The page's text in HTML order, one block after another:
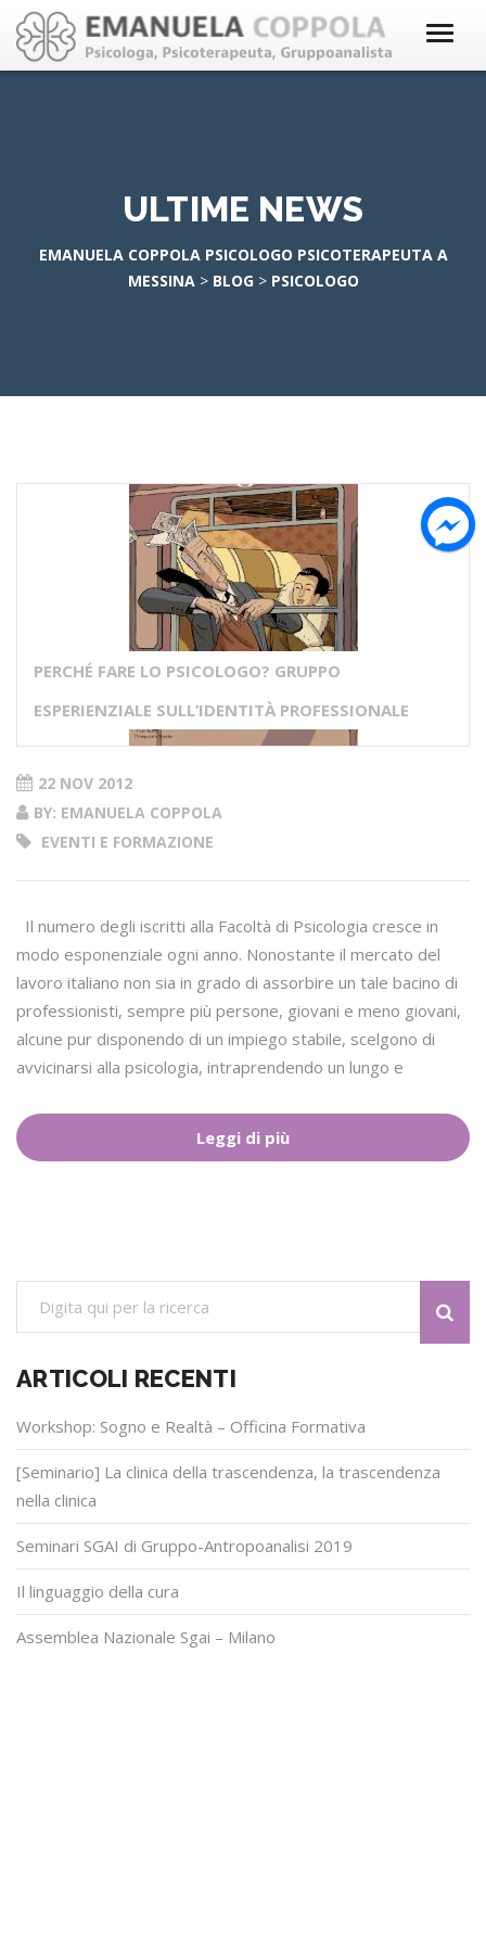
ULTIME NEWS
EMANUELA COPPOLA PSICOLOGO PSICOTERAPEUTA A
MESSINA> BLOG> PSICOLOGO
PERCHÉ FARE LO PSICOLOGO? GRUPPO
ESPERIENZIALE SULL’IDENTITÀ PROFESSIONALE
22 NOV 2012
BY: EMANUELA COPPOLA
EVENTI E FORMAZIONE
Il numero degli iscritti alla Facoltà di Psicologia cresce in
modo esponenziale ogni anno. Nonostante il mercato del
lavoro italiano non sia in grado di assorbire un tale bacino di
professionisti, sempre più persone, giovani e meno giovani,
alcune pur disponendo di un impiego stabile, scelgono di
avvicinarsi alla psicologia, intraprendendo un lungo e
Leggi di più
ARTICOLI RECENTI
Workshop: Sogno e Realtà – Officina Formativa
[Seminario] La clinica della trascendenza, la trascendenza
nella clinica
Seminari SGAI di Gruppo-Antropoanalisi 2019
Il linguaggio della cura
Assemblea Nazionale Sgai – Milano